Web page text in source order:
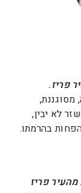
פריז.
מסוגננת,
לא יבין,
בהרמתו.
פריז